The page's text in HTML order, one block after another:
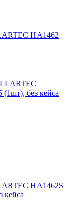
HA1462
HA1462S
кейса